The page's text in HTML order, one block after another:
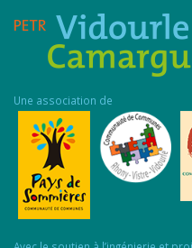
Une association de